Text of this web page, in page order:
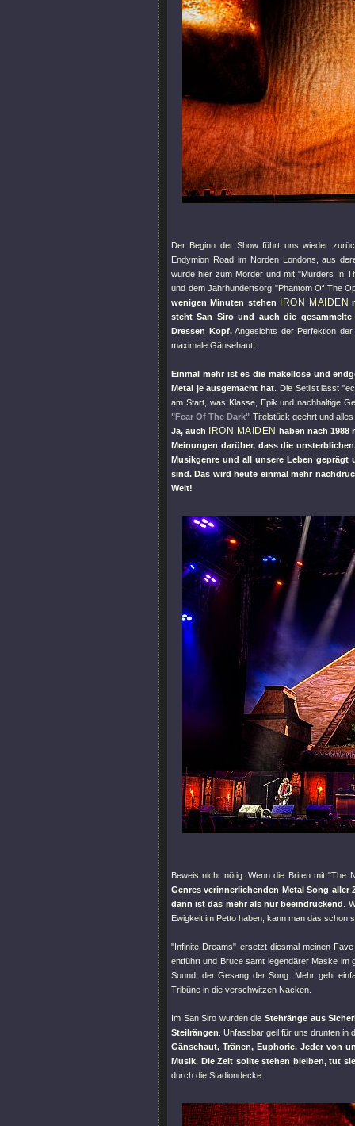
Der Beginn der Show führt uns wieder
Endymion Road im Norden Londons, aus
wurde hier zum Mörder und mit "Murders In
und dem Jahrhundertsorg "Phantom Of The
wenigen Minuten stehen
IRON MAIDEN
steht San Siro und auch die
Dressen Kopf.Angesichts der Perfektion der
maximale Gänsehaut!
Einmal mehr ist es die makellose und
Metal je ausgemacht hat . Die Setlist lässt
am Start, was Klasse, Epik und nachhaltige
"Fear Of The Dark"-Titelstück geehrt und
Ja, auch
IRON MAIDEN haben nach 1988
Meinungen darüber, dass die
Musikgenre und all unsere Leben geprägt
sind. Das wird heute einmal mehr
Welt!
Beweis nicht nötig. Wenn die Briten mit"The
Genres verinnerlichenden Metal Song
dann ist das mehr als nur beeindruckend
.
Ewigkeit im Petto haben, kann man das schon
"Infinite Dreams" ersetzt diesmal meinen
entführt und Bruce samt legendärer Maske im
Sound, der Gesang der Song. Mehr geht
Tribüne in die verschwitzen Nacken.
Im San Siro wurden die Stehränge aus
Steilrängen . Unfassbar geil für uns drunten
Gänsehaut, Tränen, Euphorie. Jeder von
Musik. Die Zeit sollte stehen bleiben, tut
durch die Stadiondecke.